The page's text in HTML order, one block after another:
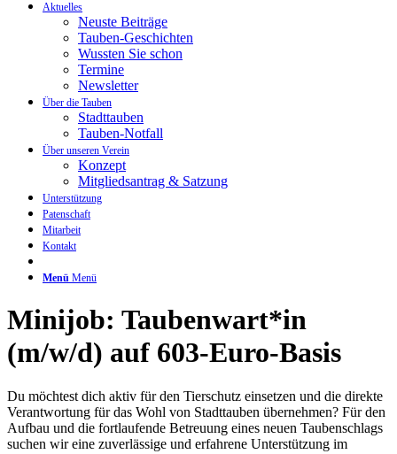
Aktuelles
Neuste Beiträge
Tauben-Geschichten
Wussten Sie schon
Termine
Newsletter
Über die Tauben
Stadttauben
Tauben-Notfall
Über unseren Verein
Konzept
Mitgliedsantrag & Satzung
Unterstützung
Patenschaft
Mitarbeit
Kontakt
Menü Menü
Minijob: Taubenwart*in
(m/w/d) auf 603-Euro-Basis
Du möchtest dich aktiv für den Tierschutz einsetzen und die direkte
Verantwortung für das Wohl von Stadttauben übernehmen? Für den
Aufbau und die fortlaufende Betreuung eines neuen Taubenschlags
suchen wir eine zuverlässige und erfahrene Unterstützung im